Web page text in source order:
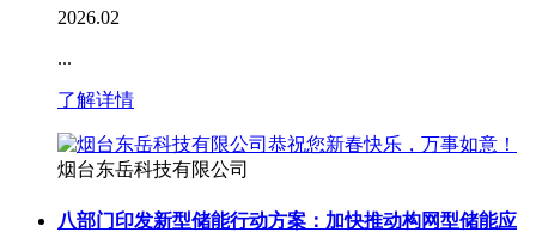
2026.02
...
了解详情
烟台东岳科技有限公司
八部门印发新型储能行动方案：加快推动构网型储能应